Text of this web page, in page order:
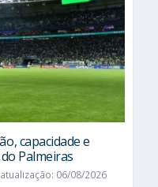
capacidade e
Palmeiras
06/08/2026